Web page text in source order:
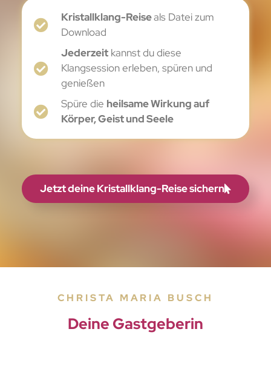
Kristallklang-Reiseals Datei zum
Download
Jederzeitkannst du diese
Klangsession erleben, spüren und
genießen
Spüre die heilsame Wirkung auf
Körper, Geist und Seele
Jetzt deine Kristallklang-Reise sichern
CHRISTA MARIA BUSCH
Deine Gastgeberin